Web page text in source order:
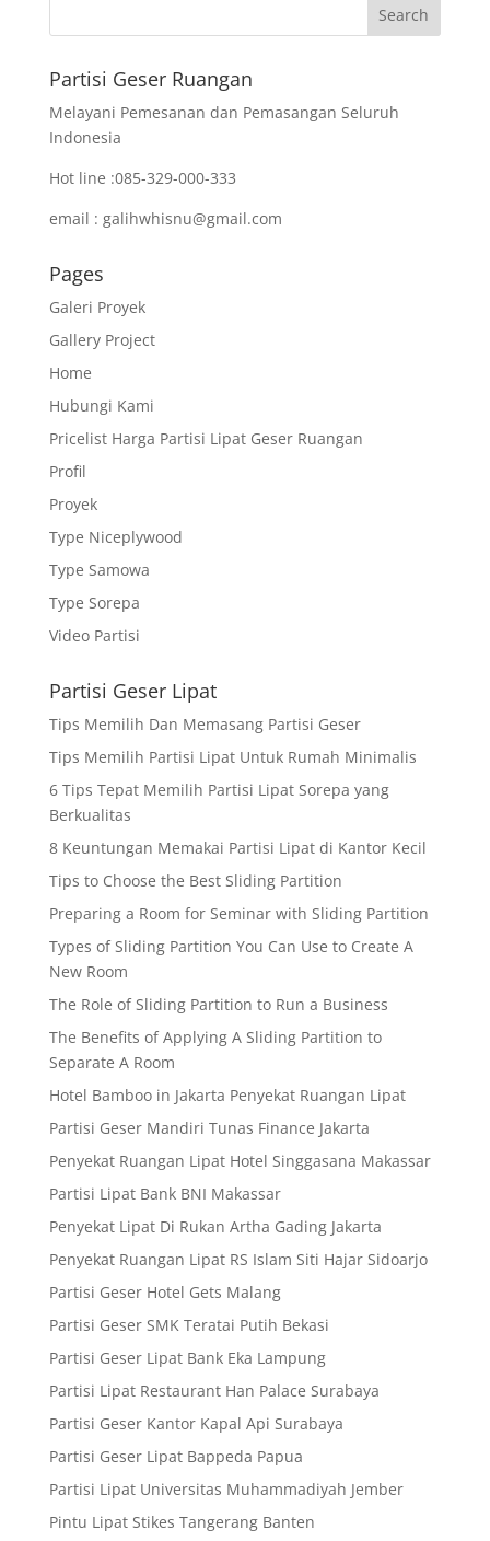
Partisi Geser Ruangan
Melayani Pemesanan dan Pemasangan Seluruh
Indonesia
Hot line :085-329-000-333
email : galihwhisnu@gmail.com
Pages
Galeri Proyek
Gallery Project
Home
Hubungi Kami
Pricelist Harga Partisi Lipat Geser Ruangan
Profil
Proyek
Type Niceplywood
Type Samowa
Type Sorepa
Video Partisi
Partisi Geser Lipat
Tips Memilih Dan Memasang Partisi Geser
Tips Memilih Partisi Lipat Untuk Rumah Minimalis
6 Tips Tepat Memilih Partisi Lipat Sorepa yang
Berkualitas
8 Keuntungan Memakai Partisi Lipat di Kantor Kecil
Tips to Choose the Best Sliding Partition
Preparing a Room for Seminar with Sliding Partition
Types of Sliding Partition You Can Use to Create A
New Room
The Role of Sliding Partition to Run a Business
The Benefits of Applying A Sliding Partition to
Separate A Room
Hotel Bamboo in Jakarta Penyekat Ruangan Lipat
Partisi Geser Mandiri Tunas Finance Jakarta
Penyekat Ruangan Lipat Hotel Singgasana Makassar
Partisi Lipat Bank BNI Makassar
Penyekat Lipat Di Rukan Artha Gading Jakarta
Penyekat Ruangan Lipat RS Islam Siti Hajar Sidoarjo
Partisi Geser Hotel Gets Malang
Partisi Geser SMK Teratai Putih Bekasi
Partisi Geser Lipat Bank Eka Lampung
Partisi Lipat Restaurant Han Palace Surabaya
Partisi Geser Kantor Kapal Api Surabaya
Partisi Geser Lipat Bappeda Papua
Partisi Lipat Universitas Muhammadiyah Jember
Pintu Lipat Stikes Tangerang Banten